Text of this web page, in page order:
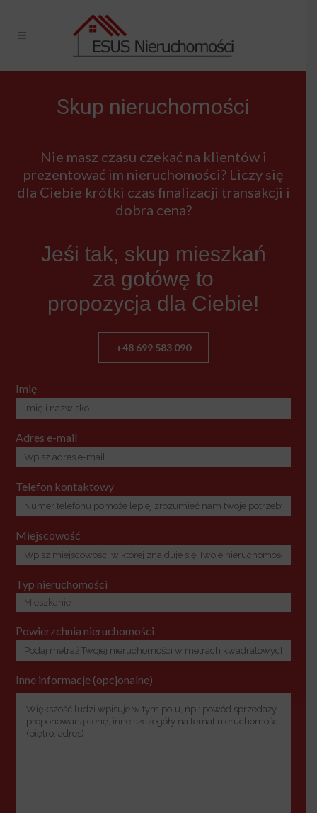
Skup nieruchomości
Nie masz czasu czekać na klientów i
prezentować im nieruchomości? Liczy się
dla Ciebie krótki czas finalizacji transakcji i
dobra cena?
Jeśi tak, skup mieszkań
za gotówę to
propozycja dla Ciebie!
+48 699 583 090
Imię
Adres e-mail
Telefon kontaktowy
Miejscowość
Typ nieruchomości
Powierzchnia nieruchomości
Inne informacje (opcjonalne)